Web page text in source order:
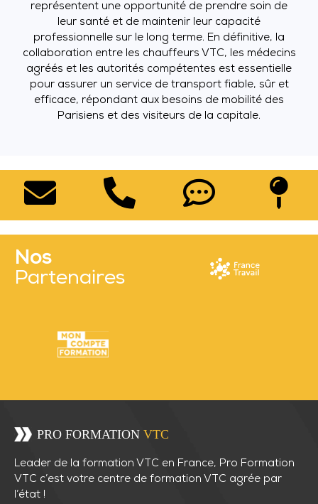
représentent une opportunité de prendre soin de
leur santé et de maintenir leur capacité
professionnelle sur le long terme. En définitive, la
collaboration entre les chauffeurs VTC, les médecins
agréés et les autorités compétentes est essentielle
pour assurer un service de transport fiable, sûr et
efficace, répondant aux besoins de mobilité des
Parisiens et des visiteurs de la capitale.
Nos
Partenaires
Leader de la formation VTC en France, Pro Formation
VTC c’est votre centre de formation VTC agrée par
l’état !